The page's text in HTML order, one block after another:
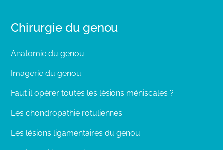
Chirurgie du genou
Anatomie du genou
Imagerie du genou
Faut il opérer toutes les lésions méniscales ?
Les chondropathie rotuliennes
Les lésions ligamentaires du genou